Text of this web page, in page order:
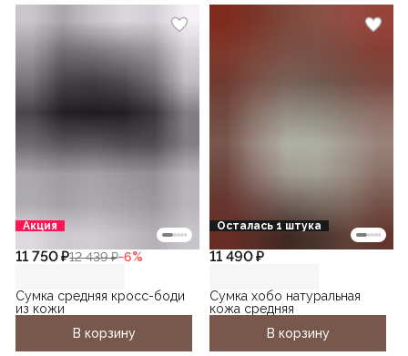
Акция
11 750 ₽12 439 ₽−6%
Сумка средняя кросс-боди
из кожи
В корзину
Осталась 1 штука
11 490 ₽
Сумка хобо натуральная
кожа средняя
В корзину